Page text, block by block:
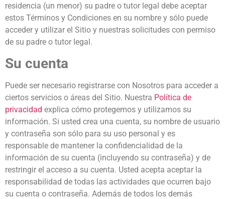
residencia (un menor) su padre o tutor legal debe aceptar
estos Términos y Condiciones en su nombre y sólo puede
acceder y utilizar el Sitio y nuestras solicitudes con permiso
de su padre o tutor legal.
Su cuenta
Puede ser necesario registrarse con Nosotros para acceder a
ciertos servicios o áreas del Sitio. Nuestra Política de
privacidad explica cómo protegemos y utilizamos su
información. Si usted crea una cuenta, su nombre de usuario
y contraseña son sólo para su uso personal y es
responsable de mantener la confidencialidad de la
información de su cuenta (incluyendo su contraseña) y de
restringir el acceso a su cuenta. Usted acepta aceptar la
responsabilidad de todas las actividades que ocurren bajo
su cuenta o contraseña. Además de todos los demás